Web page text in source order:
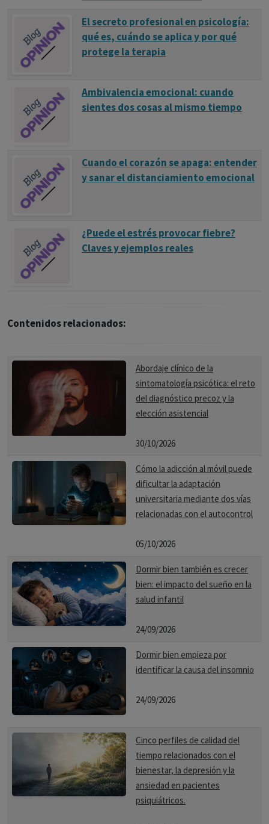
defensivo que permite protegerse a sí mismo u a otros del
exterior (Salazar Alvarado, 2017).
Todas las familias tienen secretos porque ocultan algún
que abominan o se arrepienten. Estos secretos, llamados
“secretos turbios” están cargados de intensos
sentimientos de temor, vergüenza y culpa, y limitan la
(Bradshaw, 2000).
Comité editorial
APROXIMACIÓN A LOS SECRETOS FAMILIARES Fernando
Mansilla Izquierdo
El secreto profesional en psicología:
qué es, cuándo se aplica y por qué
protege la terapia
Ambivalencia emocional: cuando
sientes dos cosas al mismo tiempo
Cuando el corazón se apaga: entender
y sanar el distanciamiento emocional
¿Puede el estrés provocar fiebre?
Claves y ejemplos reales
Contenidos relacionados:
Abordaje clínico de la
sintomatología psicótica: el reto
del diagnóstico precoz y la
elección asistencial
30/10/2026
Cómo la adicción al móvil puede
dificultar la adaptación
universitaria mediante dos vías
relacionadas con el autocontrol
05/10/2026
Dormir bien también es crecer
bien: el impacto del sueño en la
salud infantil
24/09/2026
Dormir bien empieza por
identificar la causa del insomnio
24/09/2026
Cinco perfiles de calidad del
tiempo relacionados con el
bienestar, la depresión y la
ansiedad en pacientes
psiquiátricos.